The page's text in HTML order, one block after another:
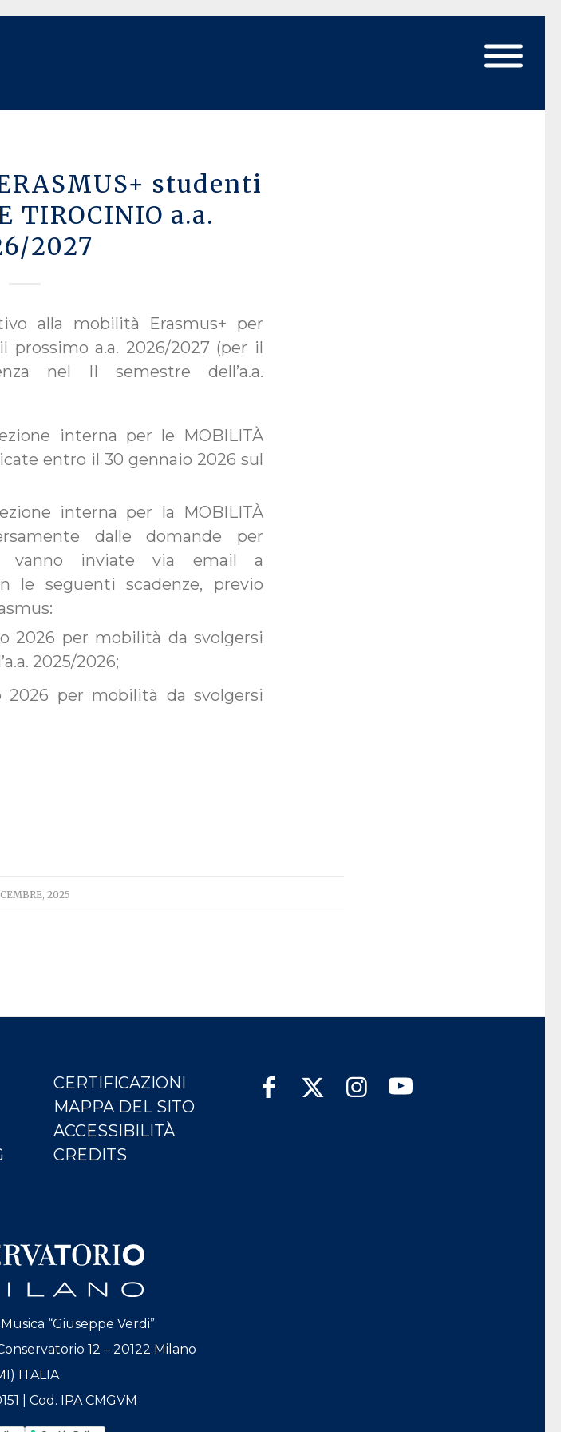
studenti
TIROCINIO a.a.
2027
alla mobilità Erasmus+ per
a.a. 2026/2027 (per il
nel II semestre dell’a.a.
interna per le MOBILITÀ
entro il 30 gennaio 2026 sul
interna per la MOBILITÀ
dalle domande per
vanno inviate via email a
le seguenti scadenze, previo
2026 per mobilità da svolgersi
2025/2026;
per mobilità da svolgersi
2025
CERTIFICAZIONI
MAPPA DEL SITO
ACCESSIBILITÀ
CREDITS
“Giuseppe Verdi”
12 – 20122 Milano
ITALIA
| Cod. IPA CMGVM